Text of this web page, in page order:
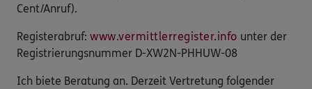
Cent/Anruf).
Registerabruf: www.vermittlerregister.info unter der
Registrierungsnummer D-XW2N-PHHUW-08
Ich biete Beratung an. Derzeit Vertretung folgender